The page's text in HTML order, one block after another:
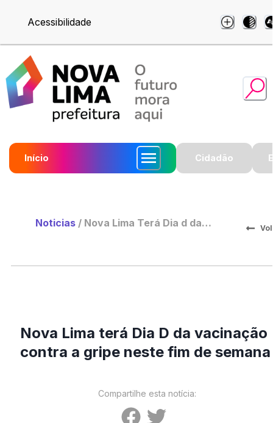
Acessibilidade
Início Cidadão
Noticias / Nova Lima Terá Dia d da
Nova Lima terá Dia D da vacinação
contra a gripe neste fim de semana
Compartilhe esta notícia: